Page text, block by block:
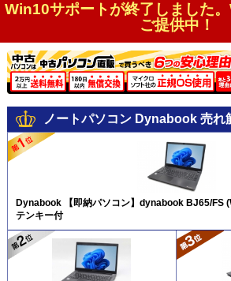
Win10サポートが終了しました
ご提供中！
ノートパソコン Dynabook 売れ
Dynabook 【即納パソコン】dynabook BJ65/
テンキー付